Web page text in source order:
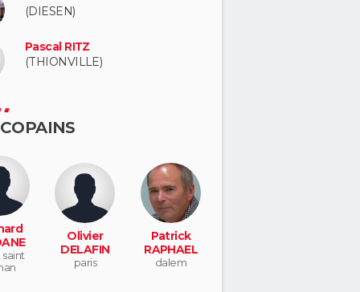
(DIESEN)
Pascal RITZ
(THIONVILLE)
Olivier
DELAFIN
paris
Patrick
RAPHAEL
dalem